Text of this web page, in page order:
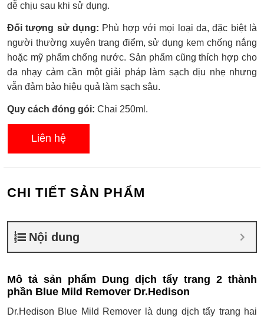
dễ chịu sau khi sử dụng.
Đối tượng sử dụng: Phù hợp với mọi loại da, đặc biệt là
người thường xuyên trang điểm, sử dụng kem chống nắng
hoặc mỹ phẩm chống nước. Sản phẩm cũng thích hợp cho
da nhạy cảm cần một giải pháp làm sạch dịu nhẹ nhưng
vẫn đảm bảo hiệu quả làm sạch sâu.
Quy cách đóng gói: Chai 250ml.
Liên hệ
CHI TIẾT SẢN PHẨM
Nội dung
Mô tả sản phẩm Dung dịch tẩy trang 2 thành
phần Blue Mild Remover Dr.Hedison
Dr.Hedison Blue Mild Remover là dung dịch tẩy trang hai